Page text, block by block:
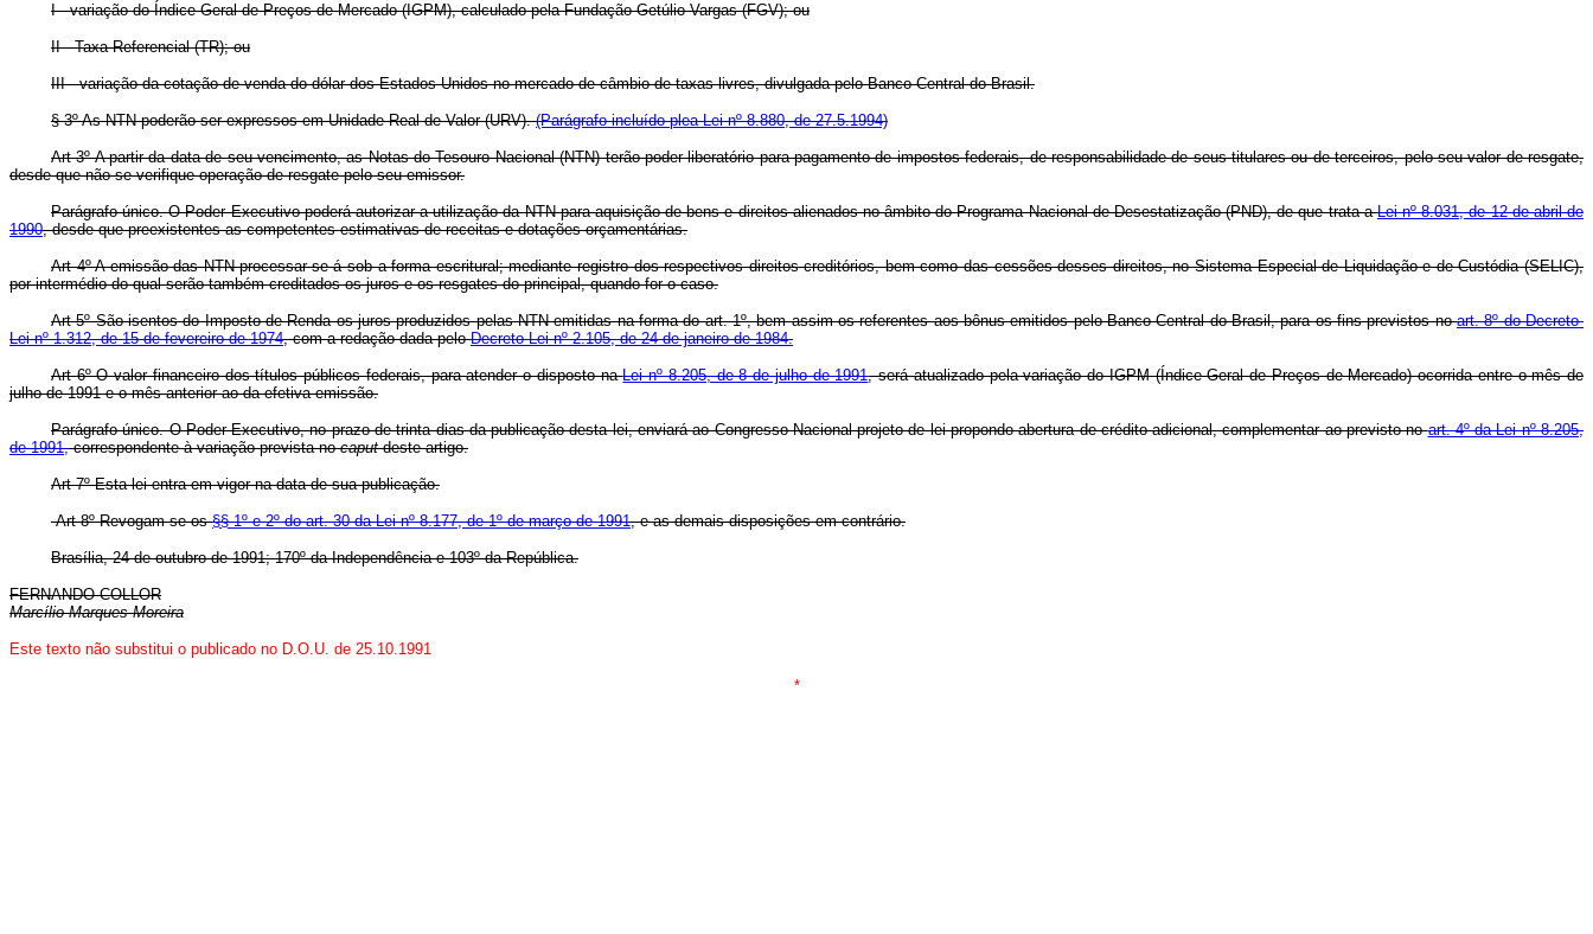
I - variação do Índice Geral de Preços de Mercado (IGPM), calculado pela Fundação Getúlio Vargas (FGV); ou
II - Taxa Referencial (TR); ou
III - variação da cotação de venda do dólar dos Estados Unidos no mercado de câmbio de taxas livres, divulgada pelo Banco Central do Brasil.
§ 3º As NTN poderão ser expressos em Unidade Real de Valor (URV).(Parágrafo incluído plea Lei nº 8.880, de 27.5.1994)
Art 3º A partir da data de seu vencimento, as Notas do Tesouro Nacional (NTN) terão poder liberatório para pagamento de impostos federais, de responsabilidade de seus titulares ou de terceiros, pelo seu valor de resgate,
desde que não se verifique operação de resgate pelo seu emissor.
Parágrafo único. O Poder Executivo poderá autorizar a utilização da NTN para aquisição de bens e direitos alienados no âmbito do Programa Nacional de Desestatização (PND), de que trata aLei nº 8.031, de 12 de abril de
1990, desde que preexistentes as competentes estimativas de receitas e dotações orçamentárias.
Art 4º A emissão das NTN processar-se-á sob a forma escritural; mediante registro dos respectivos direitos creditórios, bem como das cessões desses direitos, no Sistema Especial de Liquidação e de Custódia (SELIC),
por intermédio do qual serão também creditados os juros e os resgates do principal, quando for o caso.
Art 5º São isentos do Imposto de Renda os juros produzidos pelas NTN emitidas na forma do art. 1º, bem assim os referentes aos bônus emitidos pelo Banco Central do Brasil, para os fins previstos noart. 8º do Decreto-
Lei nº 1.312, de 15 de fevereiro de 1974, com a redação dada peloDecreto-Lei nº 2.105, de 24 de janeiro de 1984.
Art 6º O valor financeiro dos títulos públicos federais, para atender o disposto naLei nº 8.205, de 8 de julho de 1991, será atualizado pela variação do IGPM (Índice Geral de Preços de Mercado) ocorrida entre o mês de
julho de 1991 e o mês anterior ao da efetiva emissão.
Parágrafo único. O Poder Executivo, no prazo de trinta dias da publicação desta lei, enviará ao Congresso Nacional projeto de lei propondo abertura de crédito adicional, complementar ao previsto noart. 4º da Lei nº 8.205,
de 1991,correspondente à variação prevista nocaput deste artigo.
Art 7º Esta lei entra em vigor na data de sua publicação.
Art 8º Revogam-se os§§ 1º e 2º do art. 30 da Lei nº 8.177, de 1º de março de 1991, e as demais disposições em contrário.
Brasília, 24 de outubro de 1991; 170º da Independência e 103º da República.
FERNANDO COLLOR
Marcílio Marques Moreira
Este texto não substitui o publicado no D.O.U. de 25.10.1991
*